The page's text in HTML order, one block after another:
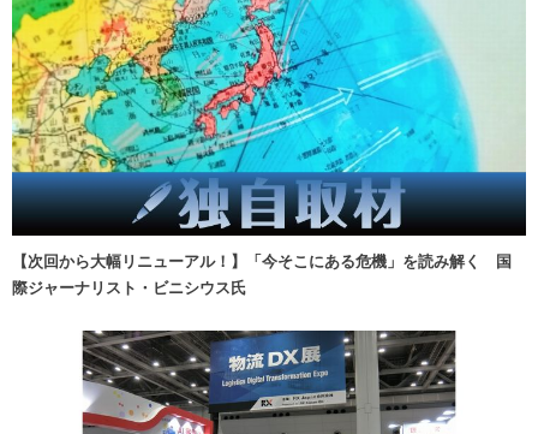
【次回から大幅リニューアル！】「今そこにある危機」を読み解く 国
際ジャーナリスト・ビニシウス氏